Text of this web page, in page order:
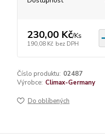
230,00 Kč/Ks
190,08 Kč bez DPH
Číslo produktu: 02487
Výrobce: Climax-Germany
Do oblíbených